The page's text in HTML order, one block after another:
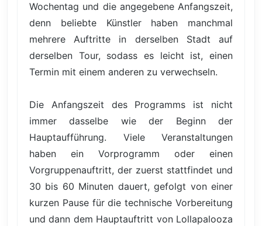
Wochentag und die angegebene Anfangszeit,
denn beliebte Künstler haben manchmal
mehrere Auftritte in derselben Stadt auf
derselben Tour, sodass es leicht ist, einen
Termin mit einem anderen zu verwechseln.
Die Anfangszeit des Programms ist nicht
immer dasselbe wie der Beginn der
Hauptaufführung. Viele Veranstaltungen
haben ein Vorprogramm oder einen
Vorgruppenauftritt, der zuerst stattfindet und
30 bis 60 Minuten dauert, gefolgt von einer
kurzen Pause für die technische Vorbereitung
und dann dem Hauptauftritt von Lollapalooza